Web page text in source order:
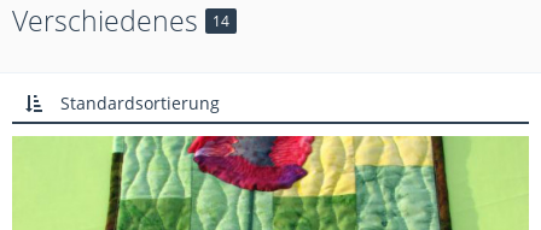
Verschiedenes 14
Standardsortierung